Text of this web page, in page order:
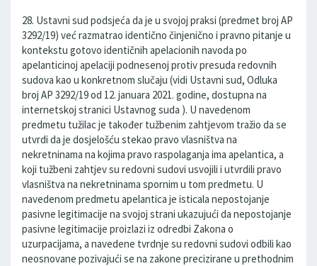
28. Ustavni sud podsjeća da je u svojoj praksi (predmet broj AP
3292/19) već razmatrao identično činjenično i pravno pitanje u
kontekstu gotovo identičnih apelacionih navoda po
apelanticinoj apelaciji podnesenoj protiv presuda redovnih
sudova kao u konkretnom slučaju (vidi Ustavni sud, Odluka
broj AP 3292/19 od 12. januara 2021. godine, dostupna na
internetskoj stranici Ustavnog suda ). U navedenom
predmetu tužilac je također tužbenim zahtjevom tražio da se
utvrdi da je dosjelošću stekao pravo vlasništva na
nekretninama na kojima pravo raspolaganja ima apelantica, a
koji tužbeni zahtjev su redovni sudovi usvojili i utvrdili pravo
vlasništva na nekretninama spornim u tom predmetu. U
navedenom predmetu apelantica je isticala nepostojanje
pasivne legitimacije na svojoj strani ukazujući da nepostojanje
pasivne legitimacije proizlazi iz odredbi Zakona o
uzurpacijama, a navedene tvrdnje su redovni sudovi odbili kao
neosnovane pozivajući se na zakone precizirane u prethodnim